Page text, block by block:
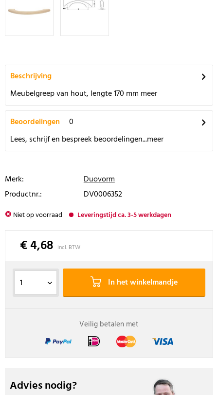
Beschrijving
Meubelgreep van hout, lengte 170 mm meer
Beoordelingen
0
Lees, schrijf en bespreek beoordelingen...meer
Merk:
Duovorm
Productnr.:
DV0006352
Niet op voorraad Leveringstijd ca. 3-5 werkdagen
€ 4,68 incl. BTW
In het winkelmandje
Veilig betalen met
Advies nodig?